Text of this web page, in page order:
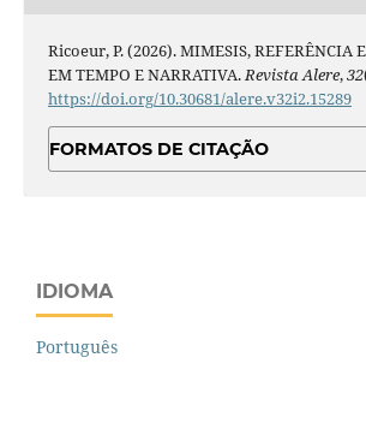
Ricoeur, P. (2026). MIMESIS, REFERÊNCIA
EM TEMPO E NARRATIVA.Revista Alere,32
https://doi.org/10.30681/alere.v32i2.15289
FORMATOS DE CITAÇÃO
IDIOMA
Português